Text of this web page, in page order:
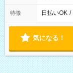
特徴 日払いOK /
気になる！